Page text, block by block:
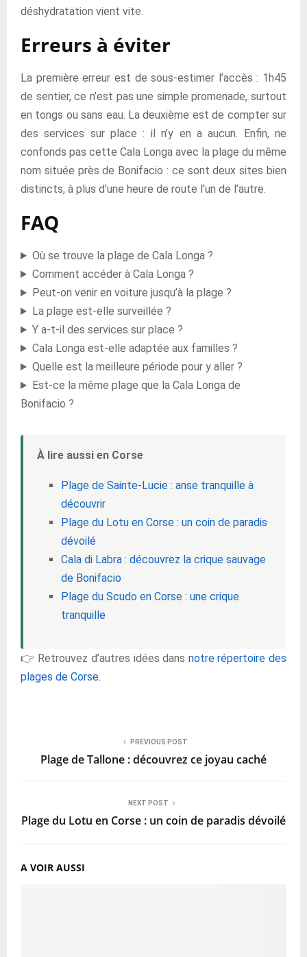
déshydratation vient vite.
Erreurs à éviter
La première erreur est de sous-estimer l’accès : 1h45
de sentier, ce n’est pas une simple promenade, surtout
en tongs ou sans eau. La deuxième est de compter sur
des services sur place : il n’y en a aucun. Enfin, ne
confonds pas cette Cala Longa avec la plage du même
nom située près de Bonifacio : ce sont deux sites bien
distincts, à plus d’une heure de route l’un de l’autre.
FAQ
Où se trouve la plage de Cala Longa ?
Comment accéder à Cala Longa ?
Peut-on venir en voiture jusqu’à la plage ?
La plage est-elle surveillée ?
Y a-t-il des services sur place ?
Cala Longa est-elle adaptée aux familles ?
Quelle est la meilleure période pour y aller ?
Est-ce la même plage que la Cala Longa de
Bonifacio ?
À lire aussi en Corse
Plage de Sainte-Lucie : anse tranquille à
découvrir
Plage du Lotu en Corse : un coin de paradis
dévoilé
Cala di Labra : découvrez la crique sauvage
de Bonifacio
Plage du Scudo en Corse : une crique
tranquille
👉 Retrouvez d’autres idées dans notre répertoire des
plages de Corse.
PREVIOUS POST
Plage de Tallone : découvrez ce joyau caché
NEXT POST
Plage du Lotu en Corse : un coin de paradis dévoilé
A VOIR AUSSI